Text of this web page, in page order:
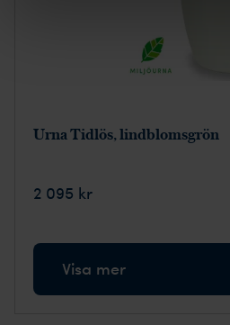
Urna Tidlös, lindblomsgrön
2 095 kr
Visa mer